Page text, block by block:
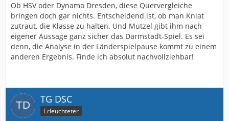
Ob HSV oder Dynamo Dresden, diese Quervergleiche
bringen doch gar nichts. Entscheidend ist, ob man Kniat
zutraut, die Klasse zu halten. Und Mutzel gibt ihm nach
eigener Aussage ganz sicher das Darmstadt-Spiel. Es sei
denn, die Analyse in der Länderspielpause kommt zu einem
anderen Ergebnis. Finde ich absolut nachvollziehbar!
TG DSC
Erleuchteter